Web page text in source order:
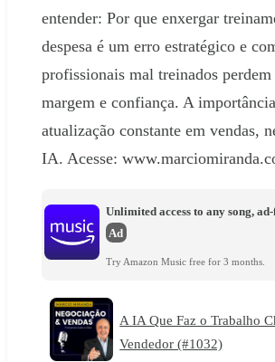
entender: Por que enxergar
despesa é um erro estratégico e
profissionais mal treinados perdem
margem e confiança. A
atualização constante em vendas,
IA. Acesse:
Unlimited access to any song,
Ad
Try Amazon Music free for 3 months.
A IA Que Faz o Trabalho
Vendedor (#1032)